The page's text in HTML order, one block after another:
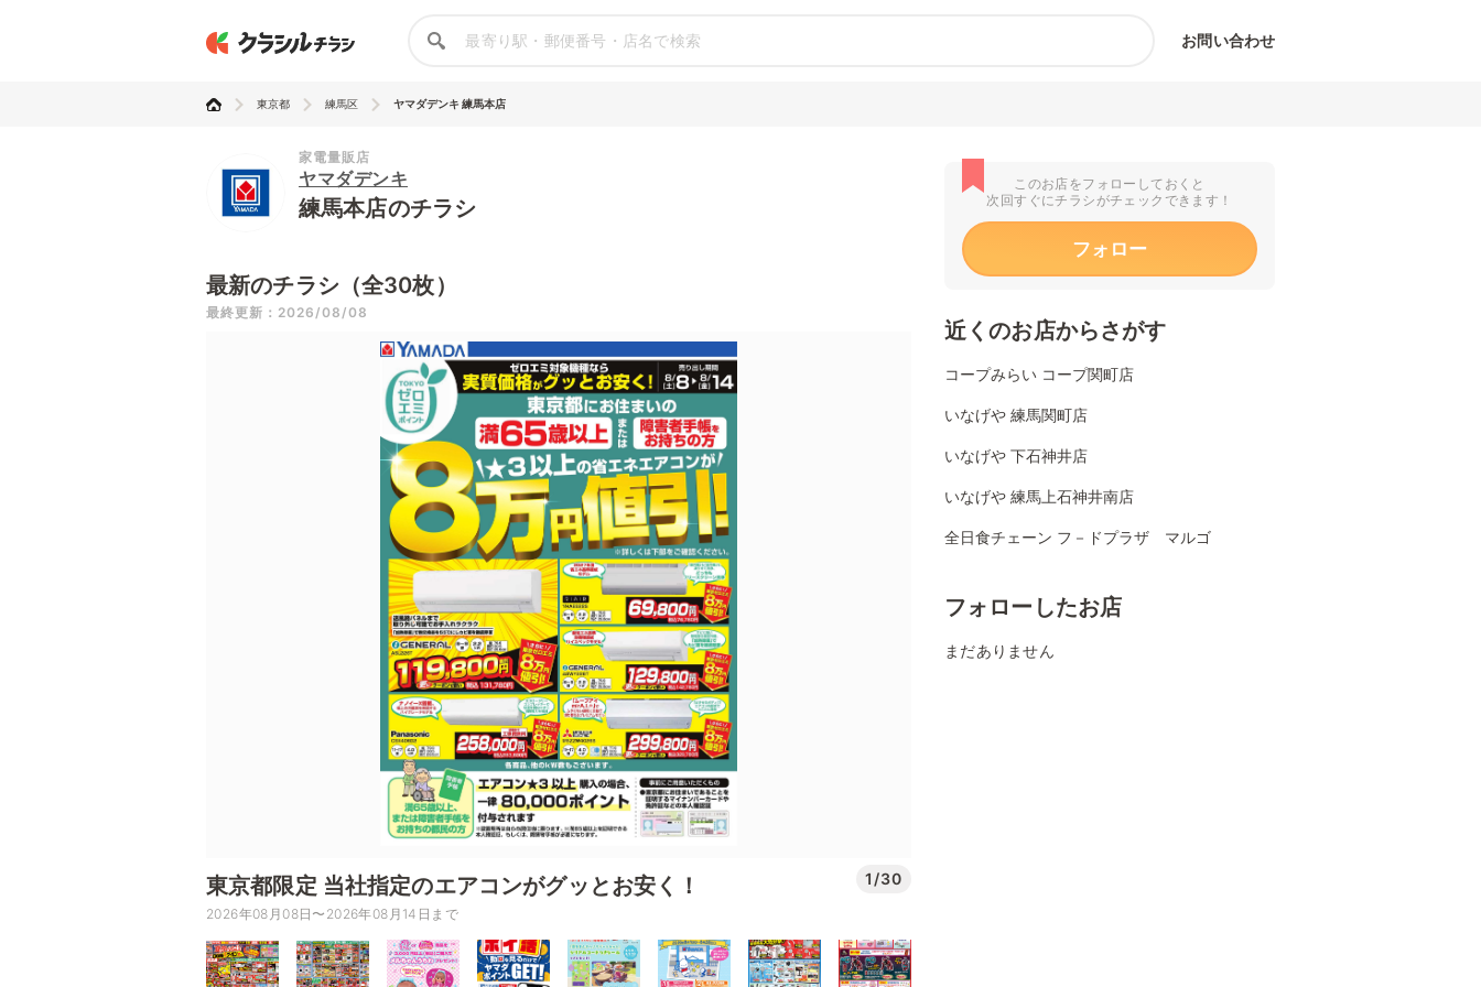
お問い合わせ
東京都 練馬区 ヤマダデンキ 練馬本店
家電量販店
ヤマダデンキ
練馬本店のチラシ
最新のチラシ（全30枚）
最終更新：2026/08/08
東京都限定 当社指定のエアコンがグッとお安く！ 1/30
2026年08月08日〜2026年08月14日まで
このお店をフォローしておくと
次回すぐにチラシがチェックできます！
フォロー
近くのお店からさがす
コープみらい コープ関町店
いなげや 練馬関町店
いなげや 下石神井店
いなげや 練馬上石神井南店
全日食チェーン フ－ドプラザ マルゴ
フォローしたお店
まだありません